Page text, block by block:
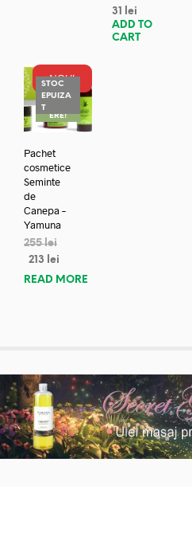
31
lei
ADD TO
CART
NOU!
STOC
EPUIZA
TREDUC
ERE!
Pachet
cosmetice
Seminte
de
Canepa –
Yamuna
255lei
213
lei
READ MORE